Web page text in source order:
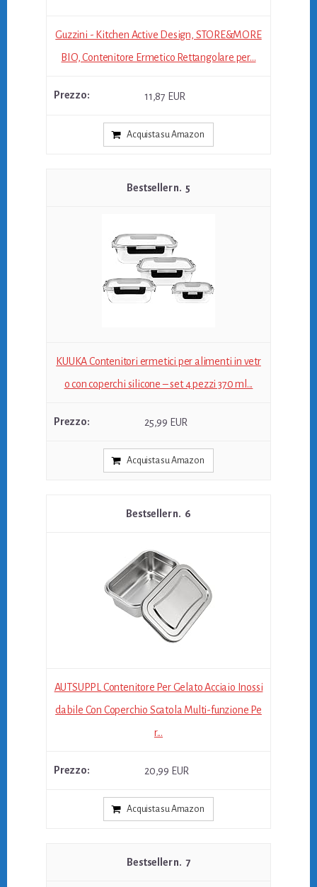
Guzzini - Kitchen Active Design, STORE&MORE
BIO, Contenitore Ermetico Rettangolare per...
11,87 EUR
Acquista su Amazon
5
KUUKA Contenitori ermetici per alimenti in vetr
o con coperchi silicone – set 4 pezzi 370 ml...
25,99 EUR
Acquista su Amazon
6
AUTSUPPL Contenitore Per Gelato Acciaio Inossi
dabile Con Coperchio Scatola Multi-funzione Pe
r...
20,99 EUR
Acquista su Amazon
7